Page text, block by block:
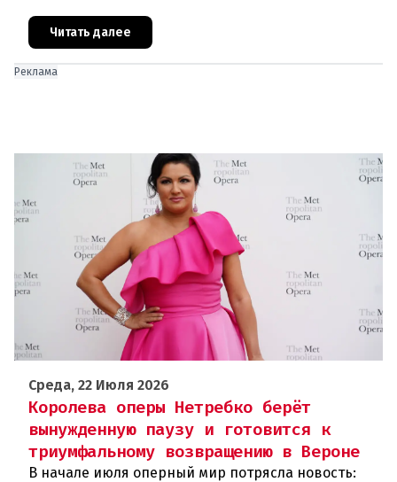
очередной раз подтвердил свой
статусэкспериментальной и прогрессивной
Читать далее
Реклама
Среда, 22 Июля 2026
Королева оперы Нетребко берёт
вынужденную паузу и готовится к
триумфальному возвращению в Вероне
В начале июля оперный мир потрясла новость: